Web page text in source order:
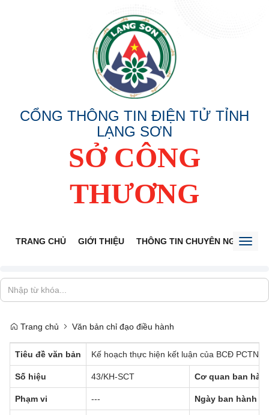
CỔNG THÔNG TIN ĐIỆN TỬ TỈNH
LẠNG SƠN
SỞ CÔNG
THƯƠNG
TRANG CHỦ GIỚI THIỆU THÔNG TIN CHUYÊN NGÀNH
Trang chủ Văn bản chỉ đạo điều hành
Tiêu đề văn bản Kế hoạch thực hiện kết luận của BCĐ PCTN
Số hiệu 43/KH-SCT Cơ quan ban
Phạm vi --- Ngày ban hành